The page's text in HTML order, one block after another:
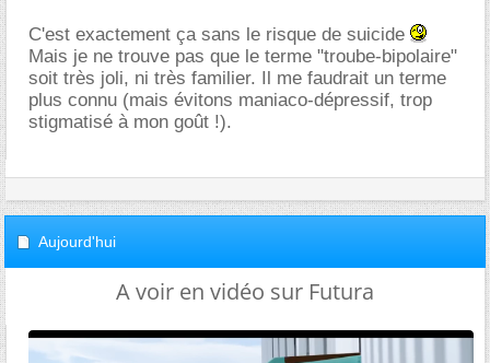
C'est exactement ça sans le risque de suicide
Mais je ne trouve pas que le terme "troube-bipolaire"
soit très joli, ni très familier. Il me faudrait un terme
plus connu (mais évitons maniaco-dépressif, trop
stigmatisé à mon goût !).
Aujourd'hui
A voir en vidéo sur Futura